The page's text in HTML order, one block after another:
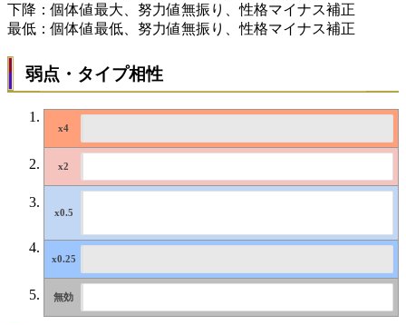
下降：個体値最大、努力値無振り、性格マイナス補正
最低：個体値最低、努力値無振り、性格マイナス補正
弱点・タイプ相性